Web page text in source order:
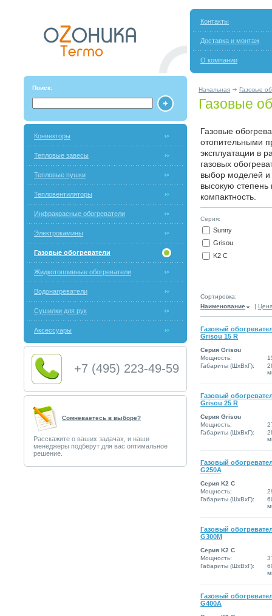
Контакты
Доставка и монтаж
О компании
Поиск: Начальная Газовые
Газовые
Конвекторы
Тепловые завесы
Тепловые пушки
Тепловентиляторы
Инфракрасные обогреватели
Электрокамины
Газовые обогреватели
Жидкотопливные обогреватели
Водонагреватели
Сушилки для рук
Аксессуары
+7 (495) 223-49-59
Сомневаетесь в выборе?
Расскажите о ваших задачах, и наши
менеджеры подберут для вас оптимальное
решение.
Газовые
отопительными
эксплуатации в
газовых
выбор моделей и
высокую степень
компактность.
Серия:
Sunny
Grisou
K2 C
Сортировка:
Наименование
|
Газовый
Grisou 15 R
Серия Grisou
Мощность:
Габариты (ШxВxГ):
Газовый
Grisou 25 R
Серия Grisou
Мощность:
Габариты (ШxВxГ):
Газовый
G250A
Серия K2 C
Мощность:
Габариты (ШxВxГ):
Газовый
G300M
Серия K2 C
Мощность:
Габариты (ШxВxГ):
Газовый
G400A